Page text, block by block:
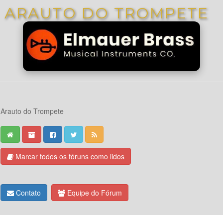
ARAUTO DO TROMPETE
Arauto do Trompete
Marcar todos os fóruns como lidos
Contato Equipe do Fórum